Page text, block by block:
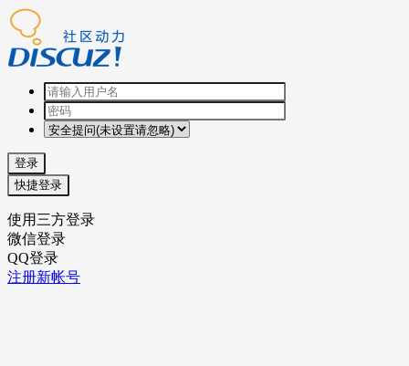
登录
快捷登录
使用三方登录
微信登录
QQ登录
注册新帐号